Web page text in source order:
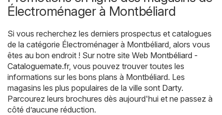
Électroménager à Montbéliard
Si vous recherchez les derniers prospectus et catalogues
de la catégorie Électroménager à Montbéliard, alors vous
êtes au bon endroit ! Sur notre site Web Montbéliard -
Cataloguemate.fr, vous pouvez trouver toutes les
informations sur les bons plans à Montbéliard. Les
magasins les plus populaires de la ville sont Darty.
Parcourez leurs brochures dès aujourd'hui et ne passez à
côté d’aucune réduction.